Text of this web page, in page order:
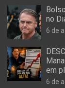
no
6 de
em
6 de